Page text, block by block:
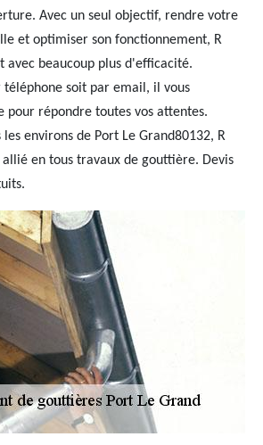
Avec un seul objectif, rendre votre
et optimiser son fonctionnement, R
beaucoup plus d'efficacité.
téléphone soit par email, il vous
pour répondre toutes vos attentes.
environs de Port Le Grand80132, R
en tous travaux de gouttière. Devis